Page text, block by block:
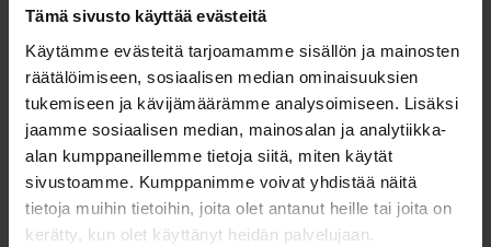
Tämä sivusto käyttää evästeitä
Käytämme evästeitä tarjoamamme sisällön ja mainosten
räätälöimiseen, sosiaalisen median ominaisuuksien
tukemiseen ja kävijämäärämme analysoimiseen. Lisäksi
jaamme sosiaalisen median, mainosalan ja analytiikka-
alan kumppaneillemme tietoja siitä, miten käytät
sivustoamme. Kumppanimme voivat yhdistää näitä
tietoja muihin tietoihin, joita olet antanut heille tai joita on
kerätty, kun olet käyttänyt heidän palvelujaan.
Tästä pääset tutustumaan nuorten
työllisyysseteliin tarkemmin.
Lisätietoja:
Tyollistamisseteli@businessoulu.com